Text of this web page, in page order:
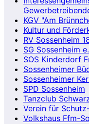
KGV "Am
Kultur und
RV Sossenheim
SG Sossenheim
SOS Kinderdorf
Sossenheimer
Sossenheimer
SPD Sossenheim
Tanzclub
Verein für
Volkshaus Ffm-